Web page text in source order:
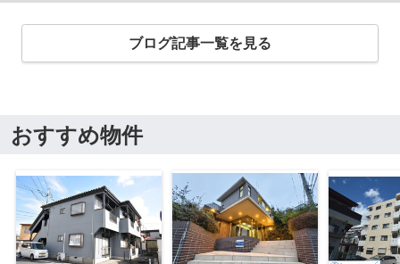
ブログ記事一覧を見る
おすすめ物件